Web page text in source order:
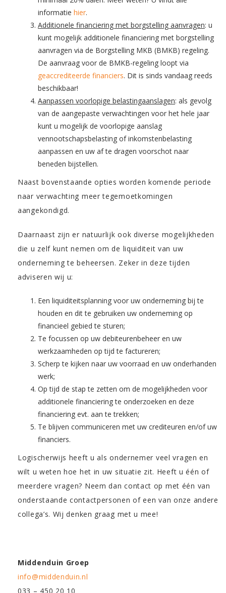
informatie hier.
Additionele financiering met borgstelling aanvragen: u
kunt mogelijk additionele financiering met borgstelling
aanvragen via de Borgstelling MKB (BMKB) regeling.
De aanvraag voor de BMKB-regeling loopt via
geaccrediteerde financiers. Dit is sinds vandaag reeds
beschikbaar!
Aanpassen voorlopige belastingaanslagen: als gevolg
van de aangepaste verwachtingen voor het hele jaar
kunt u mogelijk de voorlopige aanslag
vennootschapsbelasting of inkomstenbelasting
aanpassen en uw af te dragen voorschot naar
beneden bijstellen.
Naast bovenstaande opties worden komende periode
naar verwachting meer tegemoetkomingen
aangekondigd.
Daarnaast zijn er natuurlijk ook diverse mogelijkheden
die u zelf kunt nemen om de liquiditeit van uw
onderneming te beheersen. Zeker in deze tijden
adviseren wij u:
Een liquiditeitsplanning voor uw onderneming bij te
houden en dit te gebruiken uw onderneming op
financieel gebied te sturen;
Te focussen op uw debiteurenbeheer en uw
werkzaamheden op tijd te factureren;
Scherp te kijken naar uw voorraad en uw onderhanden
werk;
Op tijd de stap te zetten om de mogelijkheden voor
additionele financiering te onderzoeken en deze
financiering evt. aan te trekken;
Te blijven communiceren met uw crediteuren en/of uw
financiers.
Logischerwijs heeft u als ondernemer veel vragen en
wilt u weten hoe het in uw situatie zit. Heeft u één of
meerdere vragen? Neem dan contact op met één van
onderstaande contactpersonen of een van onze andere
collega’s. Wij denken graag met u mee!
Middenduin Groep
info@middenduin.nl
033 – 450 20 10